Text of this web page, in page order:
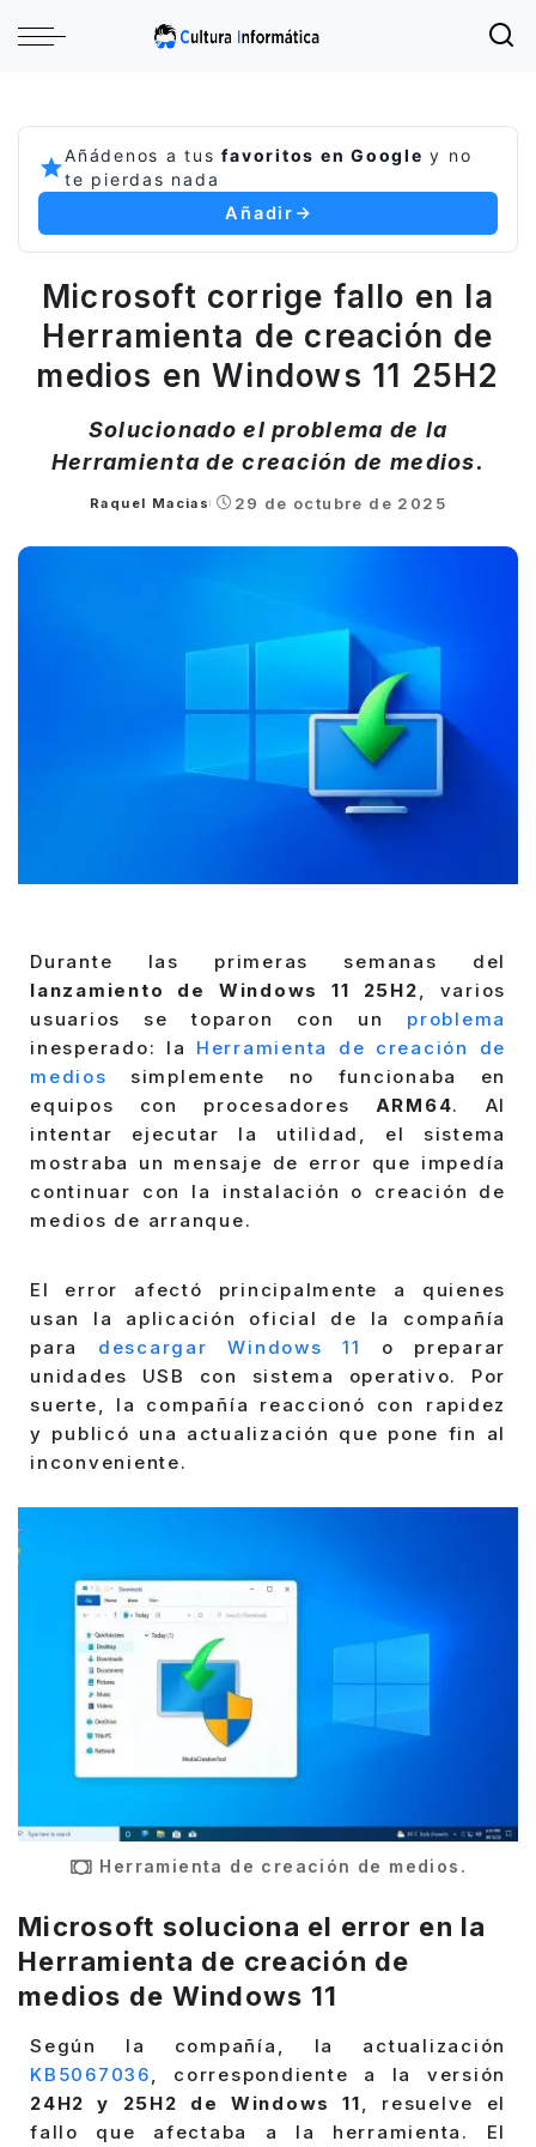
Añádenos a tusfavoritos en Google y no
te pierdas nada
Añadir
Microsoft corrige fallo en la
Herramienta de creación de
medios en Windows 11 25H2
Solucionado el problema de la
Herramienta de creación de medios.
Posted
Raquel Macias 29 de octubre de 2025
Durante las primeras semanas del
lanzamiento de Windows 11 25H2, varios
usuarios se toparon con un problema
inesperado: la Herramienta de creación de
medios simplemente no funcionaba en
equipos con procesadores ARM64. Al
intentar ejecutar la utilidad, el sistema
mostraba un mensaje de error que impedía
continuar con la instalación o creación de
medios de arranque.
El error afectó principalmente a quienes
usan la aplicación oficial de la compañía
para descargar Windows 11
o preparar
unidades USB con sistema operativo. Por
suerte, la compañía reaccionó con rapidez
y publicó una actualización que pone fin al
inconveniente.
Herramienta de creación de medios.
Microsoft soluciona el error en la
Herramienta de creación de
medios de Windows 11
Según la compañía, la actualización
KB5067036, correspondiente a la versión
24H2 y 25H2 de Windows 11, resuelve el
fallo que afectaba a la herramienta. El